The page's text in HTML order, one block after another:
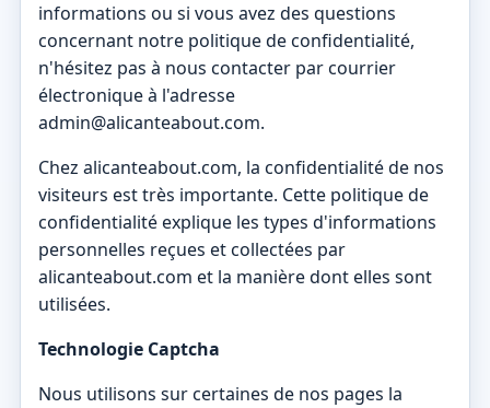
informations ou si vous avez des questions
concernant notre politique de confidentialité,
n'hésitez pas à nous contacter par courrier
électronique à l'adresse
admin@alicanteabout.com.
Chez alicanteabout.com, la confidentialité de nos
visiteurs est très importante. Cette politique de
confidentialité explique les types d'informations
personnelles reçues et collectées par
alicanteabout.com et la manière dont elles sont
utilisées.
Technologie Captcha
Nous utilisons sur certaines de nos pages la